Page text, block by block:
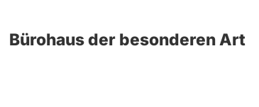
Bürohaus der besonderen Art